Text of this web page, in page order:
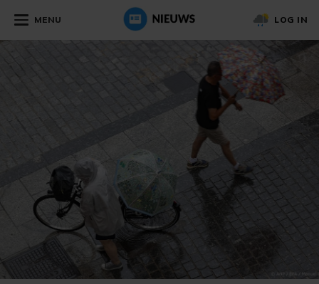
MENU LOG IN